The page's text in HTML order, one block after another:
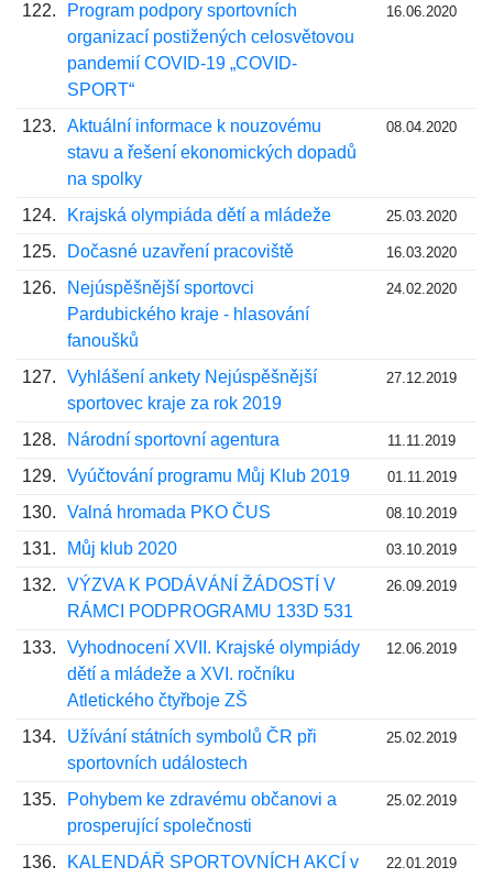
122.
Program podpory sportovních
organizací postižených celosvětovou
pandemií COVID-19 „COVID-
SPORT“
16.06.2020
123.
Aktuální informace k nouzovému
stavu a řešení ekonomických dopadů
na spolky
08.04.2020
124. Krajská olympiáda dětí a mládeže 25.03.2020
125. Dočasné uzavření pracoviště 16.03.2020
126.
Nejúspěšnější sportovci
Pardubického kraje - hlasování
fanoušků
24.02.2020
127.
Vyhlášení ankety Nejúspěšnější
sportovec kraje za rok 2019
27.12.2019
128. Národní sportovní agentura 11.11.2019
129. Vyúčtování programu Můj Klub 2019 01.11.2019
130. Valná hromada PKO ČUS 08.10.2019
131. Můj klub 2020 03.10.2019
132.
VÝZVA K PODÁVÁNÍ ŽÁDOSTÍ V
RÁMCI PODPROGRAMU 133D 531
26.09.2019
133.
Vyhodnocení XVII. Krajské olympiády
dětí a mládeže a XVI. ročníku
Atletického čtyřboje ZŠ
12.06.2019
134.
Užívání státních symbolů ČR při
sportovních událostech
25.02.2019
135.
Pohybem ke zdravému občanovi a
prosperující společnosti
25.02.2019
136.
KALENDÁŘ SPORTOVNÍCH AKCÍ v
22.01.2019